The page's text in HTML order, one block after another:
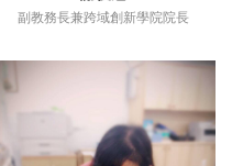
副教務長兼跨域創新學院院長